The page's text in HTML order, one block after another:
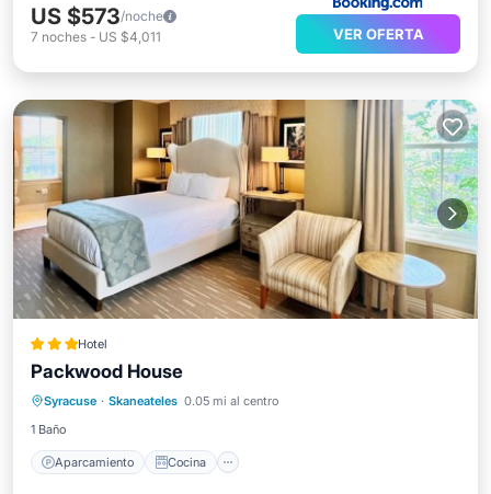
US $573/noche
7 noches - US $4,011 VER OFERTA
Hotel
Packwood House
Syracuse · Skaneateles 0.05 mi al centro
1 Baño
Aparcamiento Cocina
Aparcamiento
Aire acondicionado
Internet